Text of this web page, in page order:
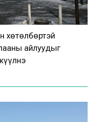
хөтөлбөртэй
айлуудыг